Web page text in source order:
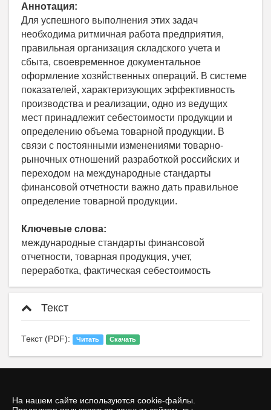
На нашем сайте используются cookie-файлы.
Аннотация:
Для успешного выполнения этих задач
необходима ритмичная работа предприятия,
правильная организация складского учета и
сбыта, своевременное документальное
оформление хозяйственных операций. В системе
показателей, характеризующих эффективность
производства и реализации, одно из ведущих
мест принадлежит себестоимости продукции и
определению объема товарной продукции. В
связи с постоянными изменениями товарно-
рыночных отношений разработкой российских и
переходом на международные стандарты
финансовой отчетности важно дать правильное
определение товарной продукции.
Ключевые слова:
международные стандарты финансовой
отчетности, товарная продукция, учет,
переработка, фактическая себестоимость
Текст
Текст (PDF): Читать Скачать